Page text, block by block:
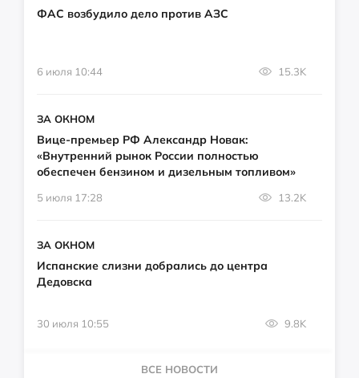
ФАС возбудило дело против АЗС
6 июля 10:44 15.3K
ЗА ОКНОМ
Вице-премьер РФ Александр Новак:
«Внутренний рынок России полностью
обеспечен бензином и дизельным топливом»
5 июля 17:28 13.2K
ЗА ОКНОМ
Испанские слизни добрались до центра
Дедовска
30 июля 10:55 9.8K
ВСЕ НОВОСТИ